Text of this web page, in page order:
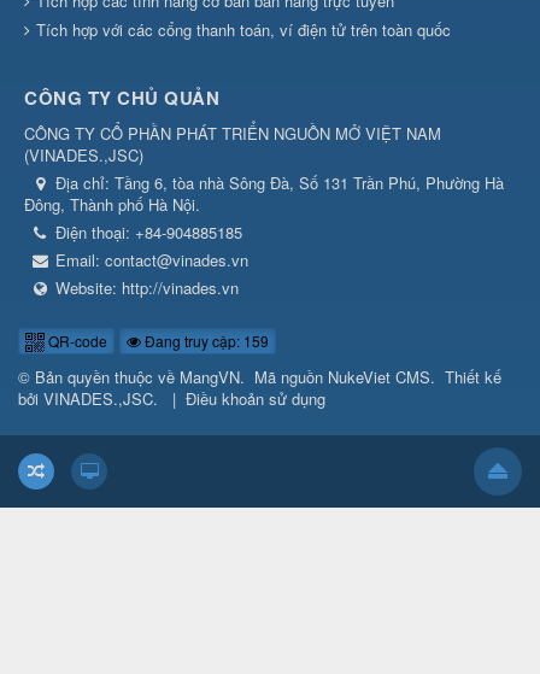
Tích hợp với các cổng thanh toán, ví điện tử trên toàn quốc
CÔNG TY CHỦ QUẢN
CÔNG TY CỔ PHẦN PHÁT TRIỂN NGUỒN MỞ VIỆT NAM
(VINADES.,JSC)
Địa chỉ: Tầng 6, tòa nhà Sông Đà, Số 131 Trần Phú, Phường Hà
Đông, Thành phố Hà Nội.
Điện thoại: +84-904885185
Email: contact@vinades.vn
Website: http://vinades.vn
QR-code Đang truy cập: 159
© Bản quyền thuộc về MangVN. Mã nguồn NukeViet CMS. Thiết kế
bởi VINADES.,JSC. | Điều khoản sử dụng